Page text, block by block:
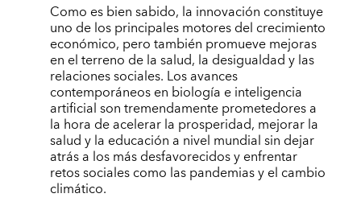
Como es bien sabido, la innovación constituye
uno de los principales motores del crecimiento
económico, pero también promueve mejoras
en el terreno de la salud, la desigualdad y las
relaciones sociales. Los avances
contemporáneos en biología e inteligencia
artificial son tremendamente prometedores a
la hora de acelerar la prosperidad, mejorar la
salud y la educación a nivel mundial sin dejar
atrás a los más desfavorecidos y enfrentar
retos sociales como las pandemias y el cambio
climático.